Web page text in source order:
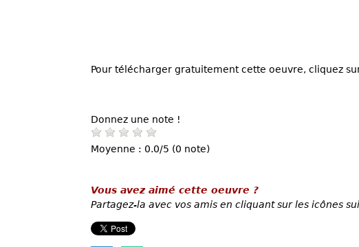
Pour télécharger gratuitement cette oeuvre, cliquez
Donnez une note !
Moyenne : 0.0/5 (0 note)
Vous avez aimé cette oeuvre ?
Partagez-la avec vos amis en cliquant sur les icônes